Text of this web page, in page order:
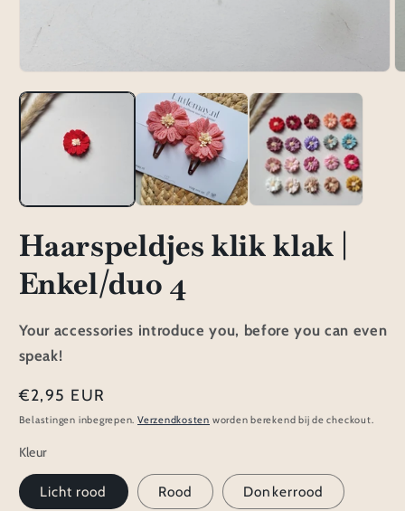
1
openen
in
modaal
Haarspeldjes klik klak |
Enkel/duo 4
Your accessories introduce you, before you can even
speak!
Normale
prijs
€2,95 EUR
Belastingen inbegrepen. Verzendkosten worden berekend bij de checkout.
Kleur
Licht rood Rood Donkerrood